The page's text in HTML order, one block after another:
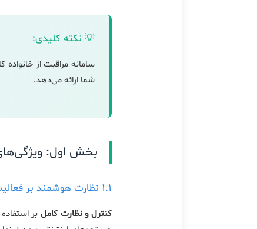
💡 نکته کلیدی:
سامانه مراقبت از خانواده
شما ارائه می‌دهد.
بخش اول:
۱.۱ نظارت هوشمند بر فعالیت‌های آنلاین
کنترل و نظارت کاملبر